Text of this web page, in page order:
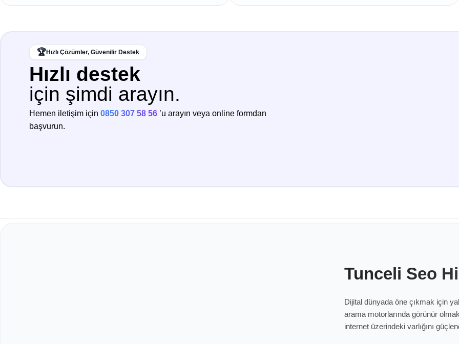
🏆Hızlı Çözümler, Güvenilir Destek
Hızlı destek
için şimdi arayın.
Hemen iletişim için 0850 307 58 56 ’u arayın veya online formdan
başvurun.
Tunceli Seo
Dijital dünyada öne çıkmak için
arama motorlarında görünür
internet üzerindeki varlığını